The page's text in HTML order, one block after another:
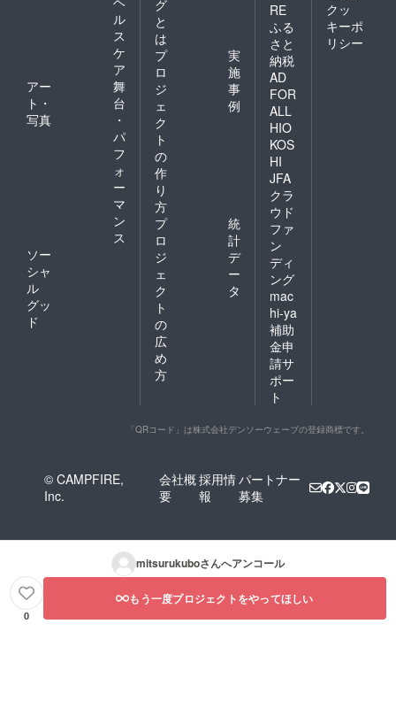
ル
ス
ケ
ア
アー
ト・
写真
舞
台
・
パ
フ
ォ
ー
マ
ン
ス
ソー
シャ
ル
グッ
ド
グ
と
は
プ
ロ
ジ
ェ
ク
ト
の
作
り
方
実
施
事
例
プ
ロ
ジ
ェ
ク
ト
の
広
め
方
統
計
デ
ー
タ
RE
ふる
さと
納税
AD
FOR
ALL
HIO
KOS
HI
JFA
クラ
ウド
ファ
ン
ディ
ング
mac
hi-ya
補助
金申
請サ
ポー
ト
クッ
キーポ
リシー
「QRコード」は株式会社デンソーウェーブの登録商標です。
© CAMPFIRE,
Inc.
会社概
要
採用情
報
パートナー
募集
mitsurukuboさんへアンコール
0
もう一度プロジェクトをやってほしい